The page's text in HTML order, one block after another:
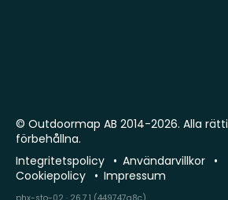
© Outdoormap AB 2014-2026. Alla
förbehållna.
Integritetspolicy
Användarvillkor
Cookiepolicy
Impressum